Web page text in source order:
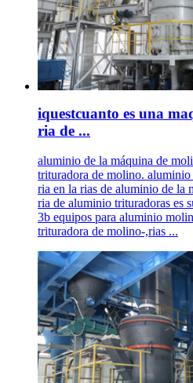
iquestcuanto es una
ria de ...
aluminio de la máquina de
trituradora de molino.
ria en la rias de aluminio de la
ria de aluminio trituradoras es
3b equipos para aluminio
trituradora de molino-,rias ...